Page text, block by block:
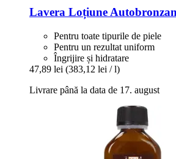
Lavera Loțiune
Pentru toate tipurile de piele
Pentru un rezultat uniform
Îngrijire și hidratare
47,89 lei (383,12 lei / l)
Livrare până la data de 17. august